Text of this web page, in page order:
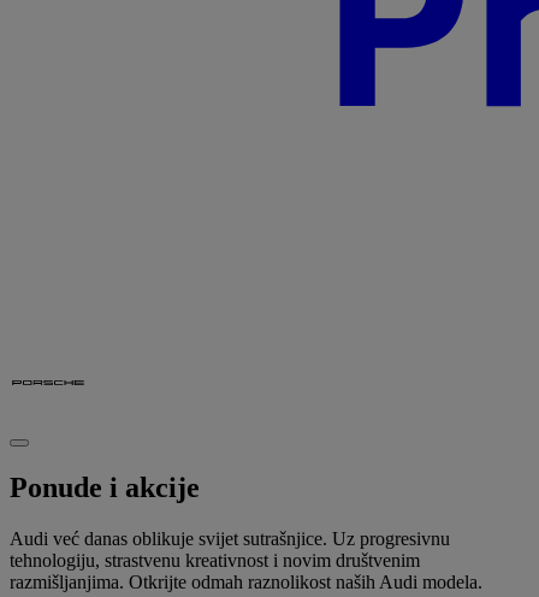
Ponude i akcije
Audi već danas oblikuje svijet sutrašnjice. Uz progresivnu
tehnologiju, strastvenu kreativnost i novim društvenim
razmišljanjima. Otkrijte odmah raznolikost naših Audi modela.